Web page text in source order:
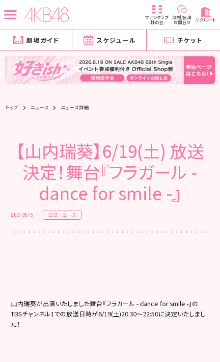
ファンクラブ
-柱の会-
取材/出演
お問合せ リクルート
劇場ガイド スケジュール チケット
トップ ニュース ニュース詳細
【山内瑞葵】6/19(土) 放送
決定！舞台『フラガール -
dance for smile -』
2021.05.15 公式ニュース
山内瑞葵が出演いたしました舞台『フラガール - dance for smile -』の
TBSチャンネル1での放送日時が6/19(土)20:30〜22:50に決定いたしまし
た！